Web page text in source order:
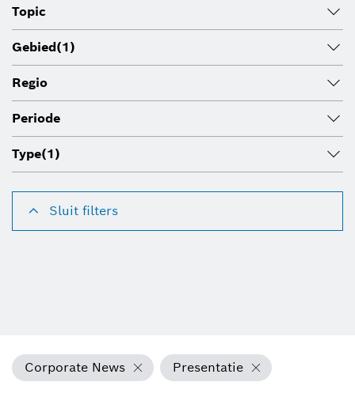
Topic
Gebied(1)
Regio
Periode
Type(1)
Sluit filters
Corporate News Presentatie